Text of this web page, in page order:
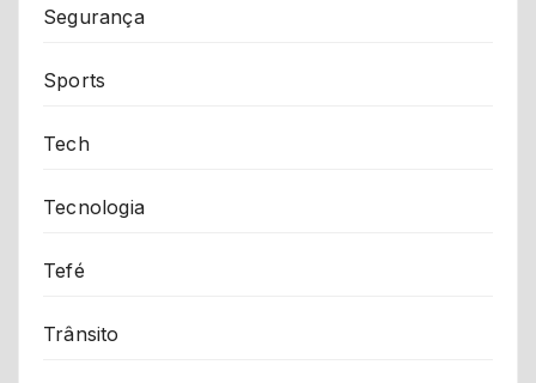
Segurança
Sports
Tech
Tecnologia
Tefé
Trânsito